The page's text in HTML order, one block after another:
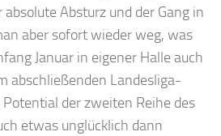
Absturz und der Gang in
aber sofort wieder weg, was
Januar in eigener Halle auch
abschließenden Landesliga-
der zweiten Reihe des
etwas unglücklich dann